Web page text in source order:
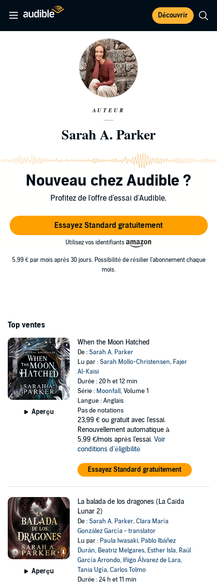
Découvrir
AUTEUR
Sarah A. Parker
Nouveau chez Audible ?
Profitez de l'offre d'essai d'Audible.
Essayez Standard gratuitement
Utilisez vos identifiants
5,99 € par mois après 30 jours. Possibilité de résilier l'abonnement chaque
mois.
Top ventes
Aperçu
When the Moon Hatched
De :Sarah A. Parker
Lu par :Sarah Mollo-Christensen, Fajer
Al-Kaisi
Durée : 20 h et 12 min
Série : Moonfall, Volume 1
Langue : Anglais
Pas de notations
23,99 € ou gratuit avec l'essai.
Renouvellement automatique à
5,99 €/mois après l'essai. Voir
conditions d'éligibilité
Essayez Standard gratuitement
Aperçu
La balada de los dragones (La Caída
Lunar 2)
De :Sarah A. Parker,Clara María
González García - translator
Lu par : Paula Iwasaki, Pablo Ibáñez
Durán, Beatriz Melgares, Esther Isla, Raúl
García Arrondo, Iñigo Álvarez de Lara,
Tania Ugía,Carlos Tolmo
Durée : 24 h et 11 min